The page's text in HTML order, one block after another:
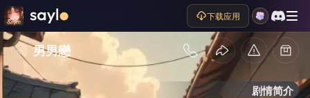
下载应用
男男戀
剧情简介